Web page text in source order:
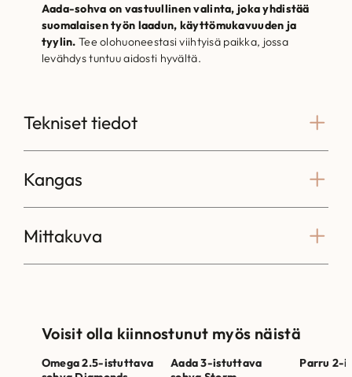
Aada-sohva on vastuullinen valinta, joka yhdistää
suomalaisen työn laadun, käyttömukavuuden ja
tyylin. Tee olohuoneestasi viihtyisä paikka, jossa
levähdys tuntuu aidosti hyvältä.
Tekniset tiedot
Kangas
Mittakuva
Voisit olla kiinnostunut myös näistä
Omega 2.5-istuttava
Aada 3-istuttava
Parru 2-